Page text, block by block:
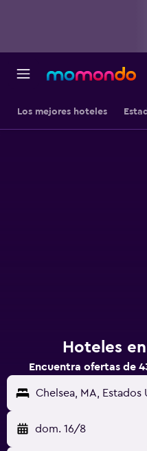
Los mejores hoteles
Hoteles
Encuentra ofertas de
Chelsea, MA, Estados
dom. 16/8